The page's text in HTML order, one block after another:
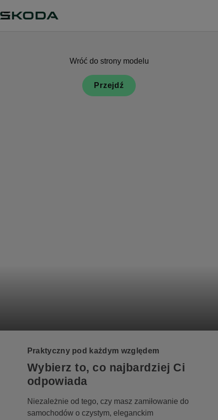
Wróć do strony modelu
Przejdź
Praktyczny pod każdym względem
Wybierz to, co najbardziej Ci
odpowiada
Niezależnie od tego, czy masz zamiłowanie do
samochodów o czystym, eleganckim